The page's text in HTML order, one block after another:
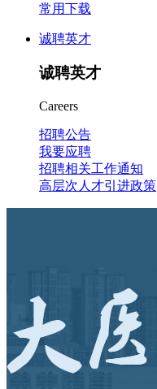
常用下载
诚聘英才
诚聘英才
Careers
招聘公告
我要应聘
招聘相关工作通知
高层次人才引进政策